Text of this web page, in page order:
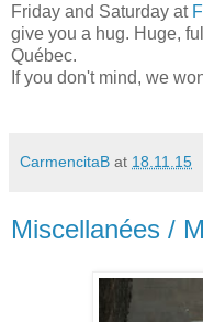
Friday and Saturday at
give you a hug. Huge,
Québec.
If you don't mind, we
CarmencitaB at 18.11.15
Miscellanées /